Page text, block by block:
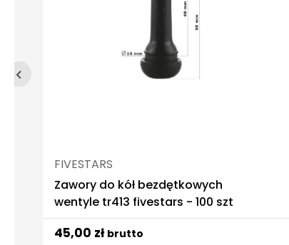
FIVESTARS
Zawory do kół bezdętkowych
wentyle tr413 fivestars - 100 szt
45,00 zł brutto